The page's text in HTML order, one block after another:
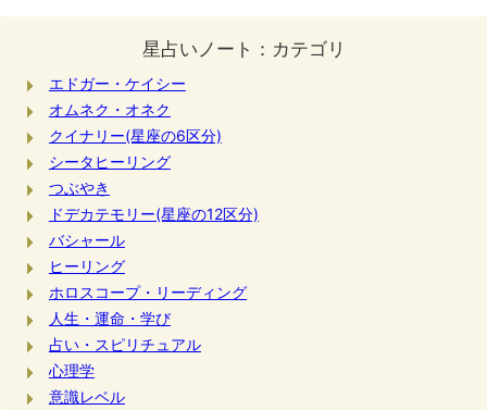
星占いノート：カテゴリ
エドガー・ケイシー
オムネク・オネク
クイナリー(星座の6区分)
シータヒーリング
つぶやき
ドデカテモリー(星座の12区分)
バシャール
ヒーリング
ホロスコープ・リーディング
人生・運命・学び
占い・スピリチュアル
心理学
意識レベル